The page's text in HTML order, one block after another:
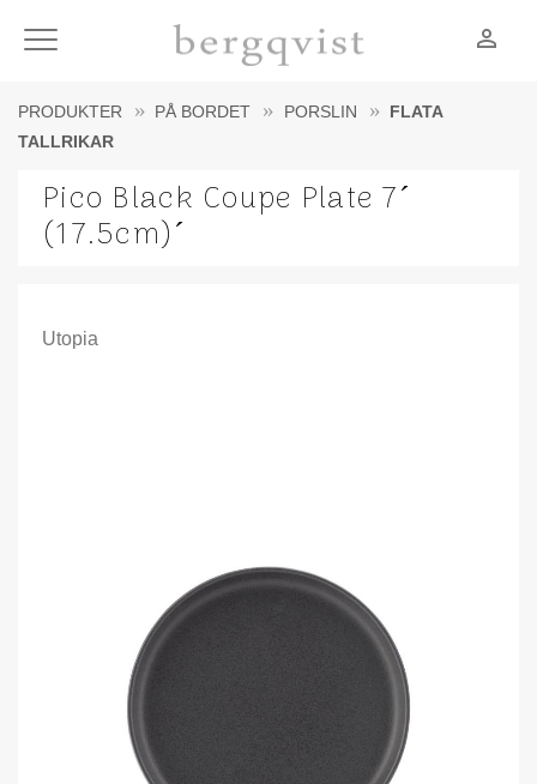
Meny person_outline
PRODUKTER PÅ BORDET PORSLIN
FLATA
TALLRIKAR
Pico Black Coupe Plate 7´
(17.5cm)´
Utopia